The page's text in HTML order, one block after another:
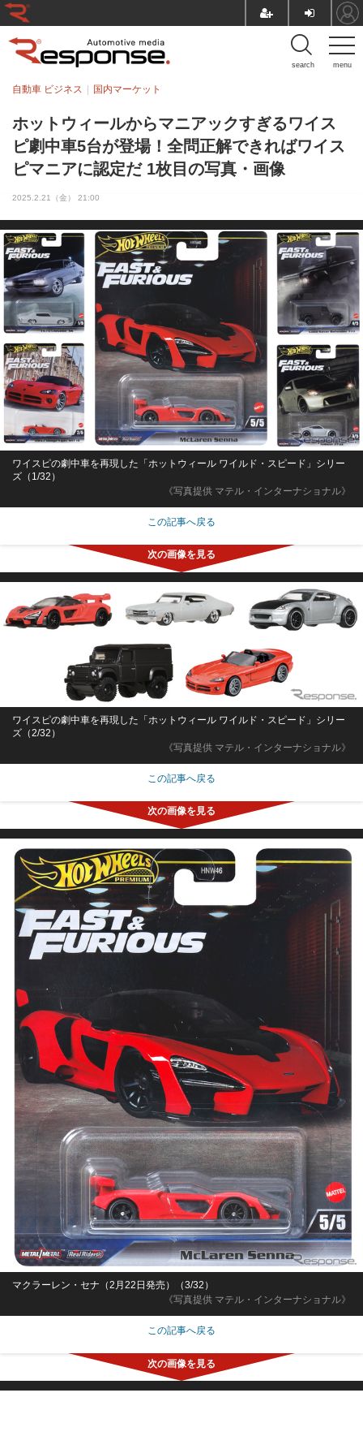
menu
search
ホットウィールからマニアックすぎるワイス
ピ劇中車5台が登場！全問正解できればワイス
ピマニアに認定だ 1枚目の写真・画像
自動車 ビジネス 国内マーケット
2025.2.21（金） 21:00
《写真提供 マテル・インターナショナル》
ワイスピの劇中車を再現した「ホットウィール ワイルド・スピード」シリー
ズ（1/32）
この記事へ戻る
《写真提供 マテル・インターナショナル》
ワイスピの劇中車を再現した「ホットウィール ワイルド・スピード」シリー
ズ（2/32）
この記事へ戻る
《写真提供 マテル・インターナショナル》
マクラーレン・セナ（2月22日発売）（3/32）
この記事へ戻る